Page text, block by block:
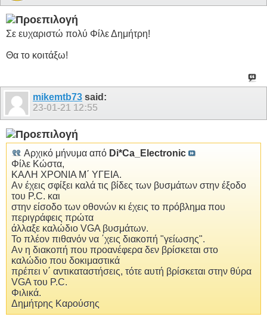
Σε ευχαριστώ πολύ Φίλε Δημήτρη!
Θα το κοιτάξω!
mikemtb73 said:
23-01-21 12:55
Αρχικό μήνυμα από Di*Ca_Electronic
Φίλε Κώστα,
ΚΑΛΗ ΧΡΟΝΙΑ Μ΄ ΥΓΕΙΑ.
Αν έχεις σφίξει καλά τις βίδες των βυσμάτων στην έξοδο
του P.C. και
στην είσοδο των οθονών κι έχεις το πρόβλημα που
περιγράφεις πρώτα
άλλαξε καλώδιο VGA βυσμάτων.
Το πλέον πιθανόν να ΄χεις διακοπή "γείωσης".
Αν η διακοπή που προανέφερα δεν βρίσκεται στο
καλώδιο που δοκιμαστικά
πρέπει ν΄ αντικαταστήσεις, τότε αυτή βρίσκεται στην θύρα
VGA του P.C.
Φιλικά.
Δημήτρης Καρούσης